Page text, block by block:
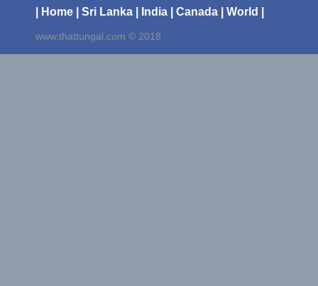
| Home | Sri Lanka | India | Canada | World |
www.thattungal.com © 2018